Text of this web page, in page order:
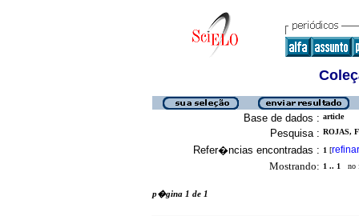
Base de dados : article
Pesquisa : ROJAS,
Refer�ncias encontradas : 1 [refinar
Mostrando: 1 .. 1 no
p�gina 1 de 1